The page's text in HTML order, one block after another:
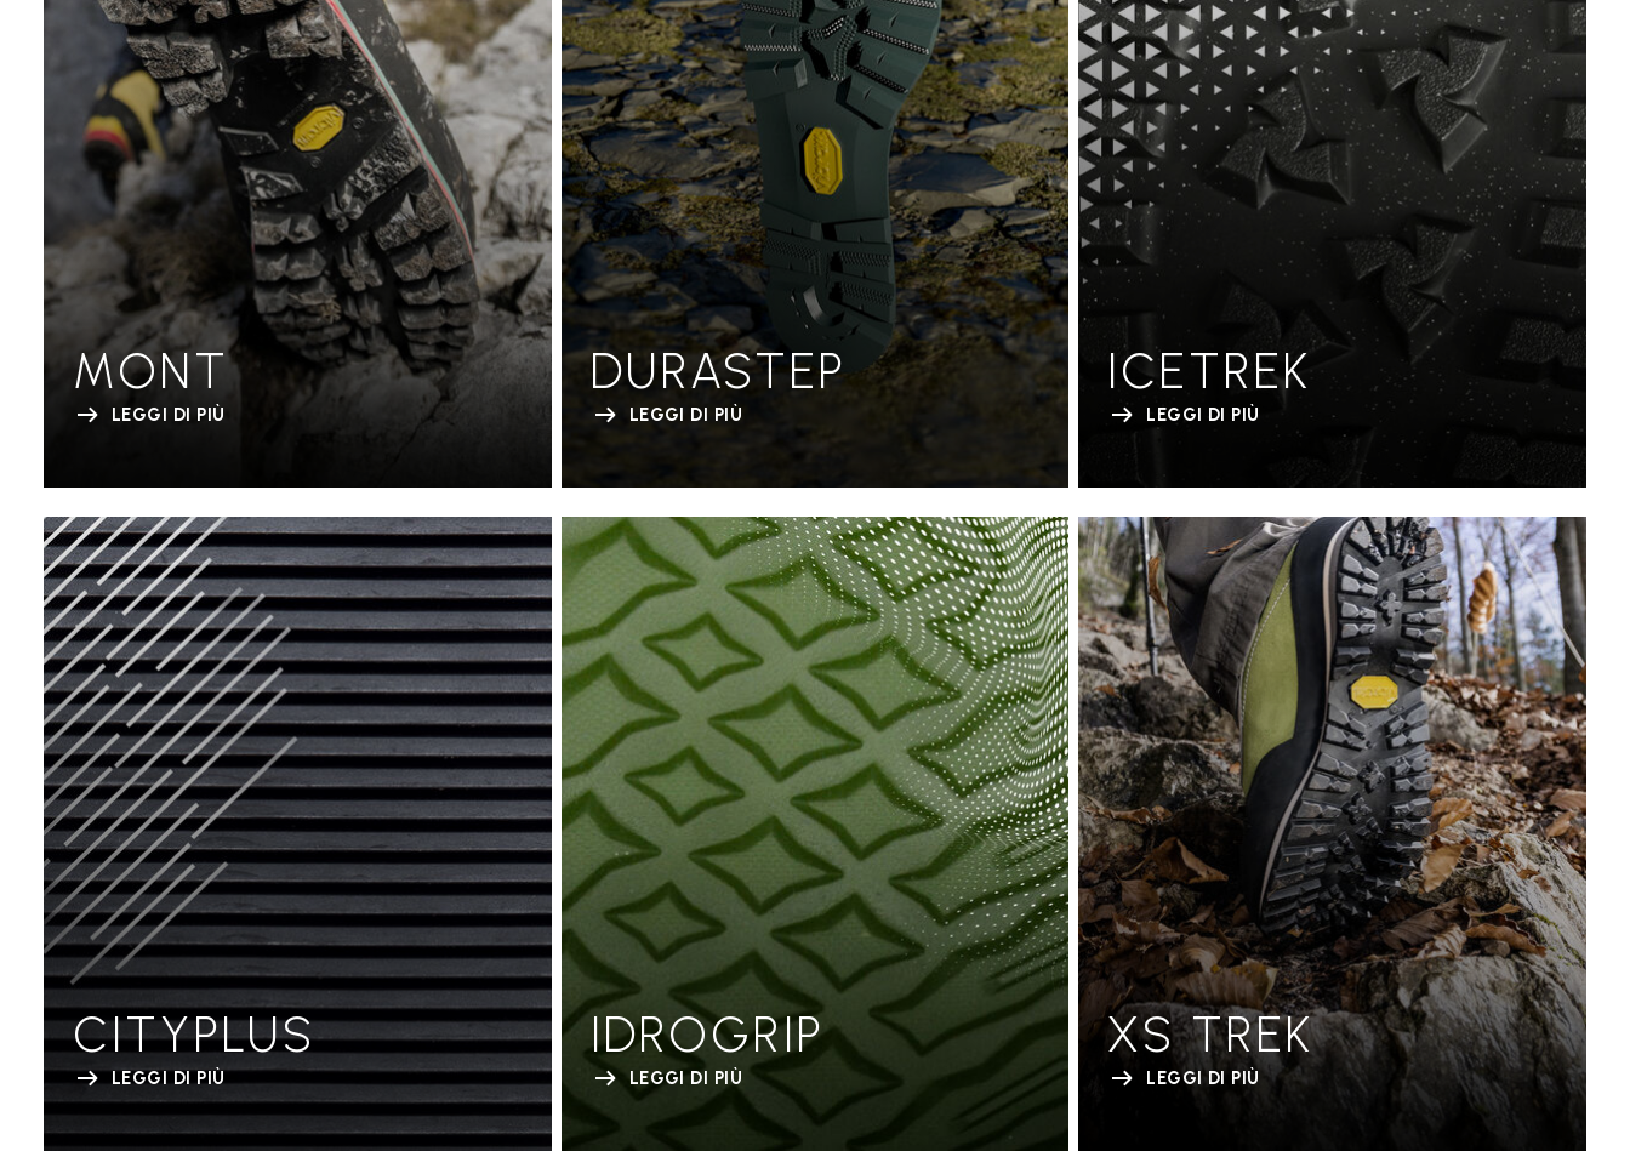
MONT
LEGGI DI PIÙ
DURASTEP
LEGGI DI PIÙ
ICETREK
LEGGI DI PIÙ
CITYPLUS
LEGGI DI PIÙ
IDROGRIP
LEGGI DI PIÙ
XS TREK
LEGGI DI PIÙ